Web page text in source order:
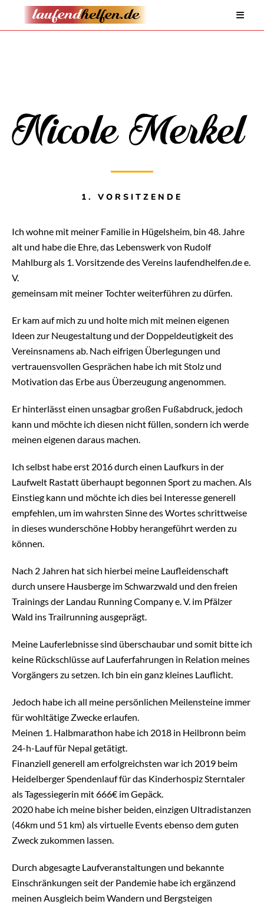
1. VORSITZENDE
Ich wohne mit meiner Familie in Hügelsheim, bin 48. Jahre
alt und habe die Ehre, das Lebenswerk von Rudolf
Mahlburg als 1. Vorsitzende des Vereins laufendhelfen.de e.
V.
gemeinsam mit meiner Tochter weiterführen zu dürfen.
Er kam auf mich zu und holte mich mit meinen eigenen
Ideen zur Neugestaltung und der Doppeldeutigkeit des
Vereinsnamens ab. Nach eifrigen Überlegungen und
vertrauensvollen Gesprächen habe ich mit Stolz und
Motivation das Erbe aus Überzeugung angenommen.
Er hinterlässt einen unsagbar großen Fußabdruck, jedoch
kann und möchte ich diesen nicht füllen, sondern ich werde
meinen eigenen daraus machen.
Ich selbst habe erst 2016 durch einen Laufkurs in der
Laufwelt Rastatt überhaupt begonnen Sport zu machen. Als
Einstieg kann und möchte ich dies bei Interesse generell
empfehlen, um im wahrsten Sinne des Wortes schrittweise
in dieses wunderschöne Hobby herangeführt werden zu
können.
Nach 2 Jahren hat sich hierbei meine Laufleidenschaft
durch unsere Hausberge im Schwarzwald und den freien
Trainings der Landau Running Company e. V. im Pfälzer
Wald ins Trailrunning ausgeprägt.
Meine Lauferlebnisse sind überschaubar und somit bitte ich
keine Rückschlüsse auf Lauferfahrungen in Relation meines
Vorgängers zu setzen. Ich bin ein ganz kleines Lauflicht.
Jedoch habe ich all meine persönlichen Meilensteine immer
für wohltätige Zwecke erlaufen.
Meinen 1. Halbmarathon habe ich 2018 in Heilbronn beim
24-h-Lauf für Nepal getätigt.
Finanziell generell am erfolgreichsten war ich 2019 beim
Heidelberger Spendenlauf für das Kinderhospiz Sterntaler
als Tagessiegerin mit 666€ im Gepäck.
2020 habe ich meine bisher beiden, einzigen Ultradistanzen
(46km und 51 km) als virtuelle Events ebenso dem guten
Zweck zukommen lassen.
Durch abgesagte Laufveranstaltungen und bekannte
Einschränkungen seit der Pandemie habe ich ergänzend
meinen Ausgleich beim Wandern und Bergsteigen